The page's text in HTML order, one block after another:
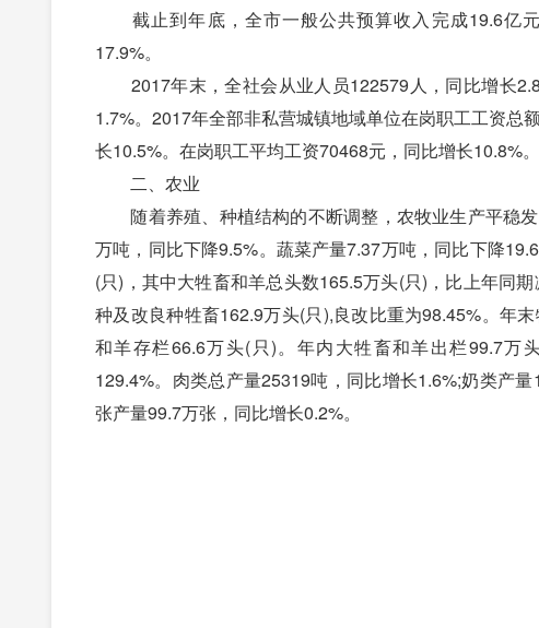
截止到年底，全市一般公共预算收入完成19.6亿
17.9%。
2017年末，全社会从业人员122579人，同比增长
1.7%。2017年全部非私营城镇地域单位在岗职工工资总
长10.5%。在岗职工平均工资70468元，同比增长10.8%。
二、农业
随着养殖、种植结构的不断调整，农牧业生产平稳发
万吨，同比下降9.5%。蔬菜产量7.37万吨，同比下降
(只)，其中大牲畜和羊总头数165.5万头(只)，比上年同
种及改良种牲畜162.9万头(只),良改比重为98.45%。年
和羊存栏66.6万头(只)。年内大牲畜和羊出栏99.7万
129.4%。肉类总产量25319吨，同比增长1.6%;奶类产
张产量99.7万张，同比增长0.2%。